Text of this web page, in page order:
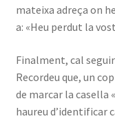
mateixa adreça on
a: «Heu perdut la
Finalment, cal
Recordeu que, un
de marcar la casella
haureu d’identificar